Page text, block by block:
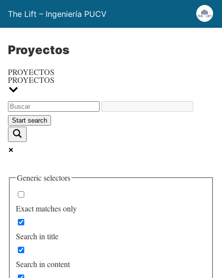
The Lift – Ingeniería PUCV
Proyectos
PROYECTOS
PROYECTOS
Generic selectors
Exact matches only
Search in title
Search in content